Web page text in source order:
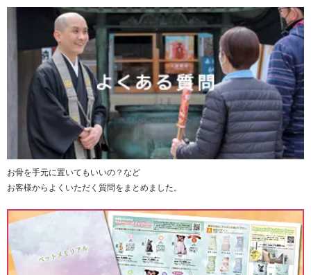
位牌の上部にラインストーンが輝き、お写真を輝かせま
フルカラーでの表現が可能で、生前のお姿を美しく写し出
お骨を手元に置いてもいいの？など
お客様からよくいただく質問をまとめました。